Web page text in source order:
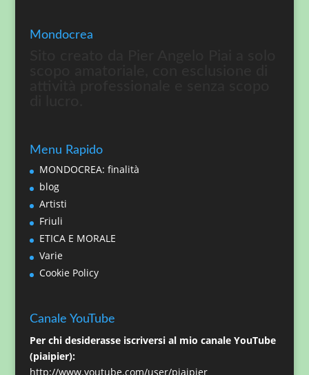
Mondocrea
Menu Rapido
MONDOCREA: finalità
blog
Artisti
Friuli
ETICA E MORALE
Varie
Cookie Policy
Canale YouTube
Per chi desiderasse iscriversi al mio canale YouTube
(piaipier):
http://www.youtube.com/user/piaipier